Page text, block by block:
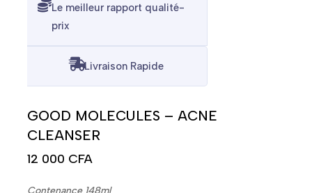
Le meilleur rapport qualité-
prix
Livraison Rapide
GOOD MOLECULES – ACNE
CLEANSER
12 000 CFA
Contenance 148ml